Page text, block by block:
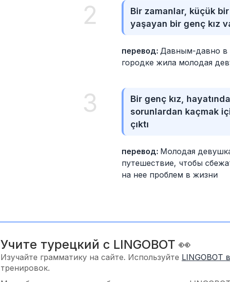
2
Bir zamanlar, küçük
yaşayan bir genç kız
перевод: Давным-давно в
городке жила молодая
3
Bir genç kız,
sorunlardan kaçmak
çıktı
перевод: Молодая
путешествие, чтобы
на нее проблем в жизни
Учите турецкий с LINGOBOT 👀
Изучайте грамматику на сайте. Используйте LINGOBOT
тренировок.